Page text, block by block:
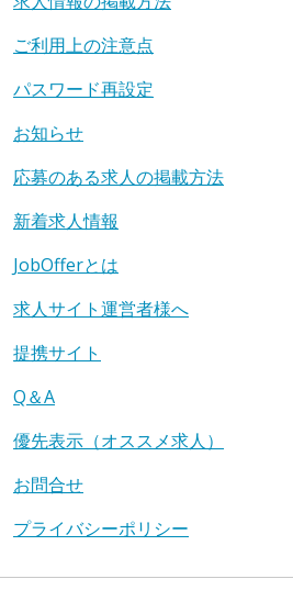
ご利用上の注意点
パスワード再設定
お知らせ
応募のある求人の掲載方法
新着求人情報
JobOfferとは
求人サイト運営者様へ
提携サイト
Q＆A
優先表示（オススメ求人）
お問合せ
プライバシーポリシー